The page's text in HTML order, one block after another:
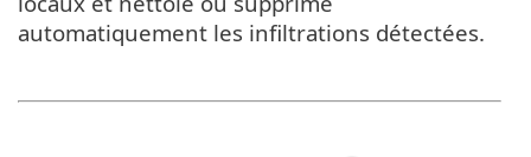
automatiquement les infiltrations détectées.